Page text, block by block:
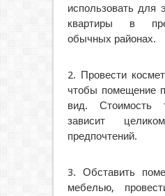
использовать для
квартиры в
обычных районах.
2. Провести
чтобы помещение
вид. Стоимость
зависит
предпочтений.
3. Обставить
мебелью,